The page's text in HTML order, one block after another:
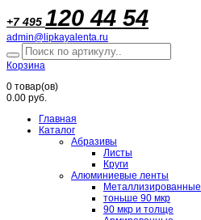
+7 495 120 44 54
admin@lipkayalenta.ru
Корзина
0 товар(ов)
0.00 руб.
Главная
Каталог
Абразивы
Листы
Круги
Алюминиевые ленты
Металлизированные
тоньше 90 мкр
90 мкр и толще